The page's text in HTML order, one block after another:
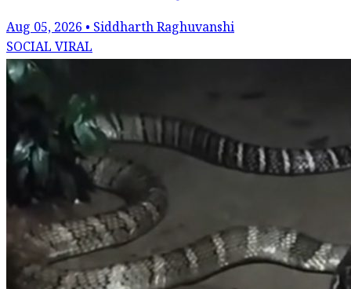
Aug 05, 2026 • Siddharth Raghuvanshi
SOCIAL VIRAL